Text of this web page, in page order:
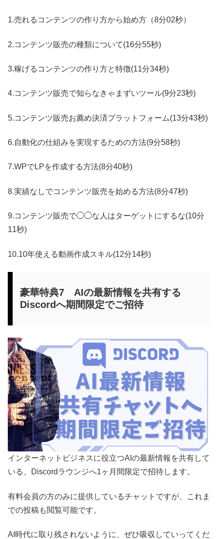
1.売れるコンテンツの作り方から始め方（8分02秒）
2.コンテンツ販売の種類について(16分55秒)
3.稼げるコンテンツの作り方と特徴(11分34秒)
4.コンテンツ販売で知らなきゃまずいツール(9分23秒)
5.コンテンツ販売お薦め決済プラットフォーム(13分43秒)
6.自動化の仕組みを実現するための方法(9分58秒)
7.WPでLPを作成する方法(8分40秒)
8.実績なしでコンテンツ販売を始める方法(8分47秒)
9.コンテンツ販売で◯◯な人はターゲットにするな(10分
11秒)
10.10年使える動画作成スキル(12分14秒)
豪華特典7 AIの最新情報を共有する
Discordへ期間限定でご招待
インターネットビジネスに役立つAIの最新情報を共有して
いる、Discordラウンジへ1ヶ月間限定で招待します。
有料会員の方のみに提供しているチャットですが、これま
での投稿も閲覧可能です。
AI時代に取り残されないように、ぜひ吸収していってくだ